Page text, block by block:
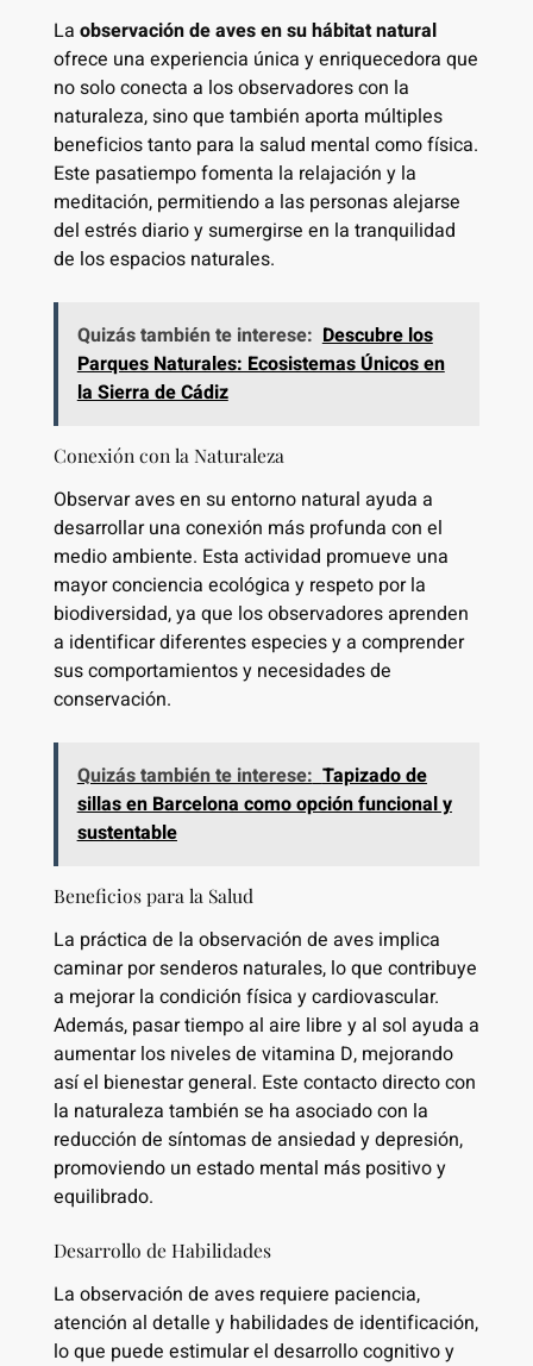
La observación de aves en su hábitat natural
ofrece una experiencia única y enriquecedora que
no solo conecta a los observadores con la
naturaleza, sino que también aporta múltiples
beneficios tanto para la salud mental como física.
Este pasatiempo fomenta la relajación y la
meditación, permitiendo a las personas alejarse
del estrés diario y sumergirse en la tranquilidad
de los espacios naturales.
Quizás también te interese: Descubre los
Parques Naturales: Ecosistemas Únicos en
la Sierra de Cádiz
Conexión con la Naturaleza
Observar aves en su entorno natural ayuda a
desarrollar una conexión más profunda con el
medio ambiente. Esta actividad promueve una
mayor conciencia ecológica y respeto por la
biodiversidad, ya que los observadores aprenden
a identificar diferentes especies y a comprender
sus comportamientos y necesidades de
conservación.
Quizás también te interese: Tapizado de
sillas en Barcelona como opción funcional y
sustentable
Beneficios para la Salud
La práctica de la observación de aves implica
caminar por senderos naturales, lo que contribuye
a mejorar la condición física y cardiovascular.
Además, pasar tiempo al aire libre y al sol ayuda a
aumentar los niveles de vitamina D, mejorando
así el bienestar general. Este contacto directo con
la naturaleza también se ha asociado con la
reducción de síntomas de ansiedad y depresión,
promoviendo un estado mental más positivo y
equilibrado.
Desarrollo de Habilidades
La observación de aves requiere paciencia,
atención al detalle y habilidades de identificación,
lo que puede estimular el desarrollo cognitivo y